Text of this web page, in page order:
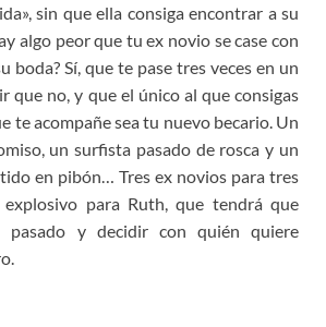
sin que ella consiga encontrar a su
algo peor que tu ex novio se case con
boda? Sí, que te pase tres veces en un
que no, y que el único al que consigas
te acompañe sea tu nuevo becario. Un
un surfista pasado de rosca y un
en pibón… Tres ex novios para tres
para Ruth, que tendrá que
pasado y decidir con quién quiere